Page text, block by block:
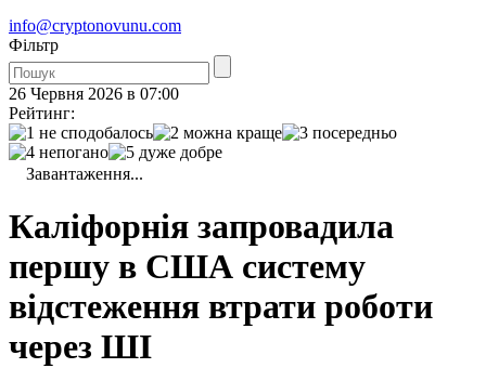
info@cryptonovunu.com
Фiльтр
26 Червня 2026 в 07:00
Рейтинг:
Завантаження...
Каліфорнія запровадила
першу в США систему
відстеження втрати роботи
через ШІ